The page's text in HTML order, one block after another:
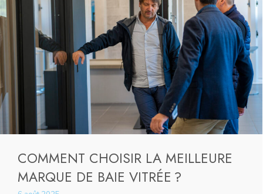
COMMENT CHOISIR LA MEILLEURE
MARQUE DE BAIE VITRÉE ?